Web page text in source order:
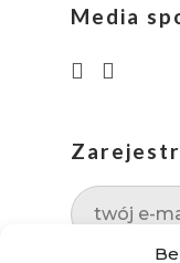
Media